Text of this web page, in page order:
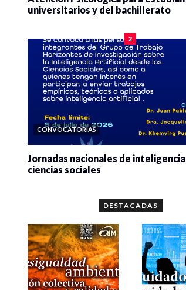
universitarios y del bachillerato
2
CONVOCATORIAS
Jornadas nacionales de
ciencias sociales
DESTACADAS